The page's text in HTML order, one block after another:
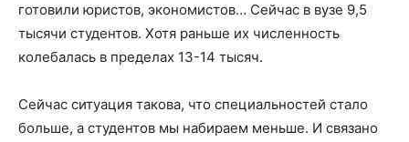
готовили юристов, экономистов… Сейчас в вузе 9,5
тысячи студентов. Хотя раньше их численность
колебалась в пределах 13-14 тысяч.
Сейчас ситуация такова, что специальностей стало
больше, а студентов мы набираем меньше. И связано